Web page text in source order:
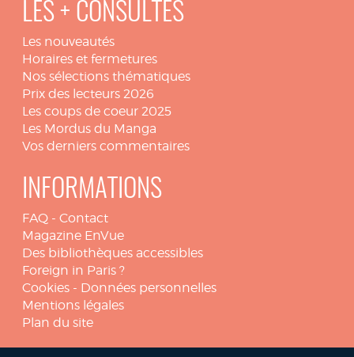
LES + CONSULTÉS
Les nouveautés
Horaires et fermetures
Nos sélections thématiques
Prix des lecteurs 2026
Les coups de coeur 2025
Les Mordus du Manga
Vos derniers commentaires
INFORMATIONS
FAQ - Contact
Magazine EnVue
Des bibliothèques accessibles
Foreign in Paris ?
Cookies - Données personnelles
Mentions légales
Plan du site